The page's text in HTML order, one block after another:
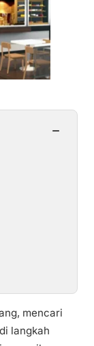
−
mencari
langkah